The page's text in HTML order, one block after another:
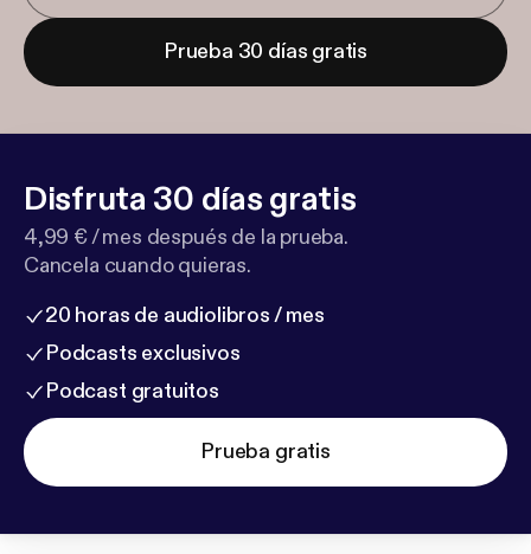
Prueba 30 días gratis
Disfruta 30 días gratis
4,99 € / mes después de la prueba.
Cancela cuando quieras.
20 horas de audiolibros / mes
Podcasts exclusivos
Podcast gratuitos
Prueba gratis